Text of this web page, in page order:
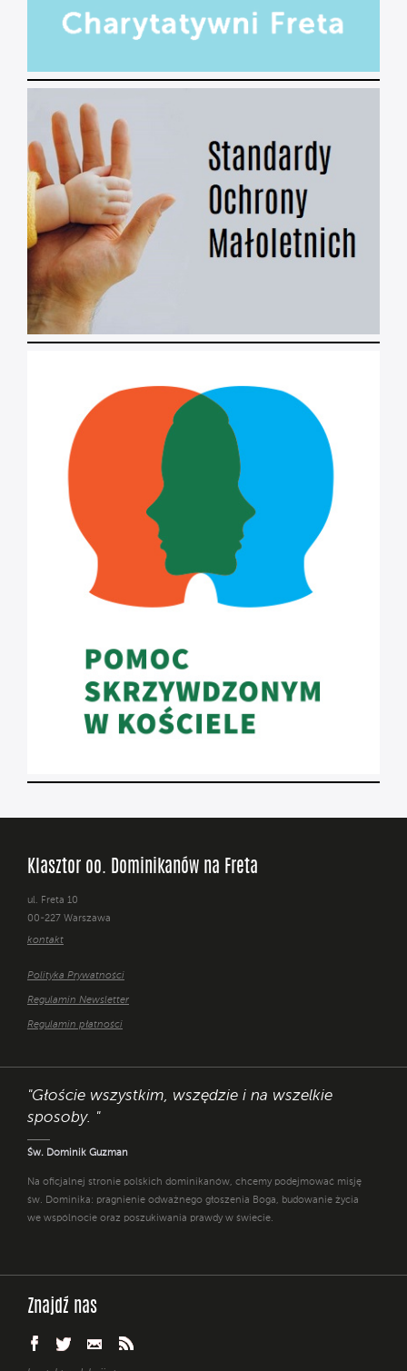
Klasztor oo. Dominikanów na Freta
ul. Freta 10
00-227 Warszawa
kontakt
Polityka Prywatności
Regulamin Newsletter
Regulamin płatności
"Głoście wszystkim, wszędzie i na wszelkie
sposoby. "
Św. Dominik Guzman
Na oficjalnej stronie polskich dominikanów, chcemy podejmować misję
św. Dominika: pragnienie odważnego głoszenia Boga, budowanie życia
we wspólnocie oraz poszukiwania prawdy w świecie.
Znajdź nas